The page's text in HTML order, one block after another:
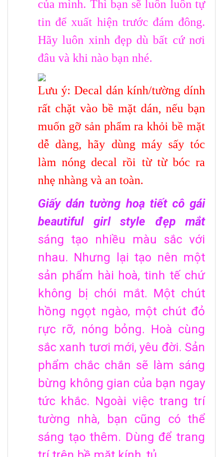
của mình. Thì bạn sẽ luôn luôn tự
tin để xuất hiện trước đám đông.
Hãy luôn xinh đẹp dù bất cứ nơi
đâu và khi nào bạn nhé.
Lưu ý: Decal dán kính/tường dính
rất chặt vào bề mặt dán, nếu bạn
muốn gỡ sản phẩm ra khỏi bề mặt
dễ dàng, hãy dùng máy sấy tóc
làm nóng decal rồi từ từ bóc ra
nhẹ nhàng và an toàn.
Giấy dán tường hoạ tiết cô gái
beautiful girl style đẹp mắt
sáng tạo nhiều màu sắc với
nhau. Nhưng lại tạo nên một
sản phẩm hài hoà, tinh tế chứ
không bị chói mắt. Một chút
hồng ngọt ngào, một chút đỏ
rực rỡ, nóng bỏng. Hoà cùng
sắc xanh tươi mới, yêu đời. Sản
phẩm chắc chắn sẽ làm sáng
bừng không gian của bạn ngay
tức khắc. Ngoài việc trang trí
tường nhà, bạn cũng có thể
sáng tạo thêm. Dùng để trang